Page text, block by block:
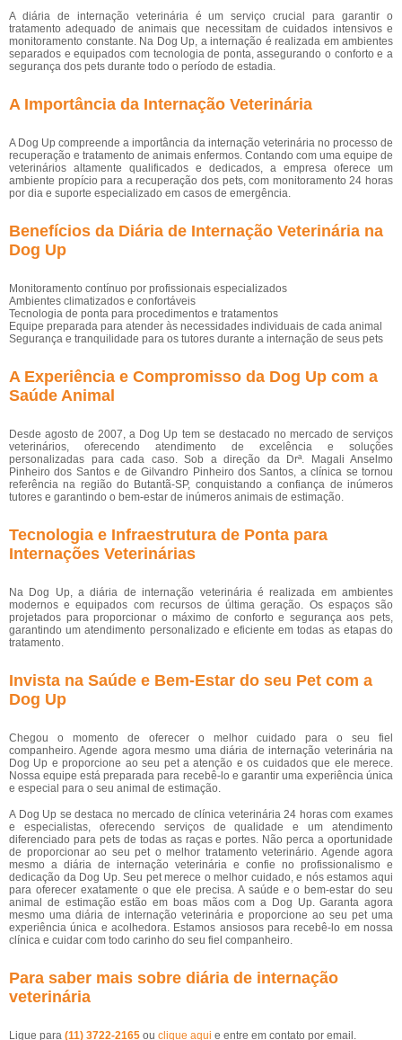
A diária de internação veterinária é um serviço crucial para garantir o
tratamento adequado de animais que necessitam de cuidados intensivos e
monitoramento constante. Na Dog Up, a internação é realizada em ambientes
separados e equipados com tecnologia de ponta, assegurando o conforto e a
segurança dos pets durante todo o período de estadia.
A Importância da Internação Veterinária
A Dog Up compreende a importância da internação veterinária no processo de
recuperação e tratamento de animais enfermos. Contando com uma equipe de
veterinários altamente qualificados e dedicados, a empresa oferece um
ambiente propício para a recuperação dos pets, com monitoramento 24 horas
por dia e suporte especializado em casos de emergência.
Benefícios da Diária de Internação Veterinária na
Dog Up
Monitoramento contínuo por profissionais especializados
Ambientes climatizados e confortáveis
Tecnologia de ponta para procedimentos e tratamentos
Equipe preparada para atender às necessidades individuais de cada animal
Segurança e tranquilidade para os tutores durante a internação de seus pets
A Experiência e Compromisso da Dog Up com a
Saúde Animal
Desde agosto de 2007, a Dog Up tem se destacado no mercado de serviços
veterinários, oferecendo atendimento de excelência e soluções
personalizadas para cada caso. Sob a direção da Drª. Magali Anselmo
Pinheiro dos Santos e de Gilvandro Pinheiro dos Santos, a clínica se tornou
referência na região do Butantã-SP, conquistando a confiança de inúmeros
tutores e garantindo o bem-estar de inúmeros animais de estimação.
Tecnologia e Infraestrutura de Ponta para
Internações Veterinárias
Na Dog Up, a diária de internação veterinária é realizada em ambientes
modernos e equipados com recursos de última geração. Os espaços são
projetados para proporcionar o máximo de conforto e segurança aos pets,
garantindo um atendimento personalizado e eficiente em todas as etapas do
tratamento.
Invista na Saúde e Bem-Estar do seu Pet com a
Dog Up
Chegou o momento de oferecer o melhor cuidado para o seu fiel
companheiro. Agende agora mesmo uma diária de internação veterinária na
Dog Up e proporcione ao seu pet a atenção e os cuidados que ele merece.
Nossa equipe está preparada para recebê-lo e garantir uma experiência única
e especial para o seu animal de estimação.
A Dog Up se destaca no mercado de clínica veterinária 24 horas com exames
e especialistas, oferecendo serviços de qualidade e um atendimento
diferenciado para pets de todas as raças e portes. Não perca a oportunidade
de proporcionar ao seu pet o melhor tratamento veterinário. Agende agora
mesmo a diária de internação veterinária e confie no profissionalismo e
dedicação da Dog Up. Seu pet merece o melhor cuidado, e nós estamos aqui
para oferecer exatamente o que ele precisa. A saúde e o bem-estar do seu
animal de estimação estão em boas mãos com a Dog Up. Garanta agora
mesmo uma diária de internação veterinária e proporcione ao seu pet uma
experiência única e acolhedora. Estamos ansiosos para recebê-lo em nossa
clínica e cuidar com todo carinho do seu fiel companheiro.
Para saber mais sobre diária de internação
veterinária
Ligue para (11) 3722-2165 ou clique aqui e entre em contato por email.